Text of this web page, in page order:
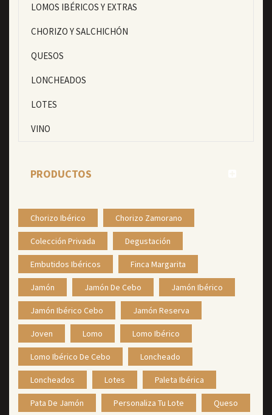
LOMOS IBÉRICOS Y EXTRAS
CHORIZO Y SALCHICHÓN
QUESOS
LONCHEADOS
LOTES
VINO
PRODUCTOS
Chorizo Ibérico Chorizo Zamorano
Colección Privada Degustación
Embutidos Ibéricos Finca Margarita
Jamón Jamón De Cebo Jamón Ibérico
Jamón Ibérico Cebo Jamón Reserva
Joven Lomo Lomo Ibérico
Lomo Ibérico De Cebo Loncheado
Loncheados Lotes Paleta Ibérica
Pata De Jamón Personaliza Tu Lote Queso